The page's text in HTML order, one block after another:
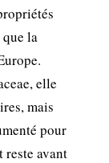
la
elle
mais
pour
reste avant